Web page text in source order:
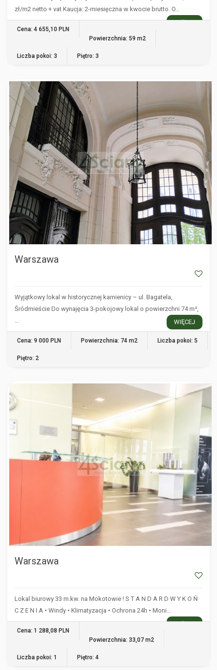
zł/m2 netto + vat Kaucja: 2-miesięczna w kwocie brutto. O…
WIĘCEJ
Cena: 4 655,10 PLN
Powierzchnia: 59 m2
Liczba pokoi: 3 Piętro: 3
WARSZAWA
Warszawa
Wyjątkowy lokal w historycznej kamienicy – ul. Bagatela,
Śródmieście Do wynajęcia 3-pokojowy lokal o powierzchni 74 m²,
WIĘCEJ
Cena: 9 000 PLN Powierzchnia: 74 m2 Liczba pokoi: 5
Piętro: 2
Warszawa
Lokal biurowy 33 m.kw. na Mokotowie ! S T A N D A R D W Y K O Ń
C Z E N I A • Windy • Klimatyzacja • Ochrona 24h • Moni…
WIĘCEJ
Cena: 1 288,08 PLN
Powierzchnia: 33,07 m2
Liczba pokoi: 1 Piętro: 4